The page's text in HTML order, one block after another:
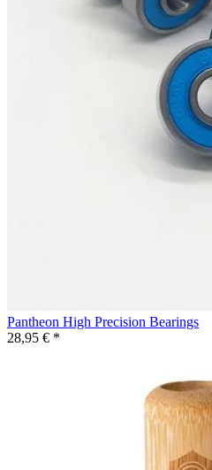
Pantheon High Precision Bearings
28,95 € *